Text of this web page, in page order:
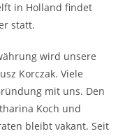
in Holland findet
statt.
wird unsere
Korczak. Viele
mit uns. Den
Koch und
bleibt vakant. Seit